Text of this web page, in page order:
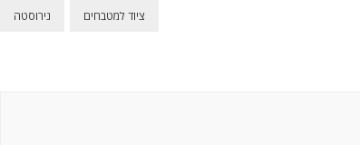
נירוסטה ציוד למטבחים